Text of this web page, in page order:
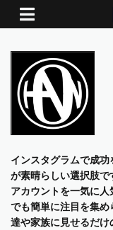
インスタグラムで成
が素晴らしい選択肢
アカウントを一気に
でも簡単に注目を集
達や家族に見せるだ